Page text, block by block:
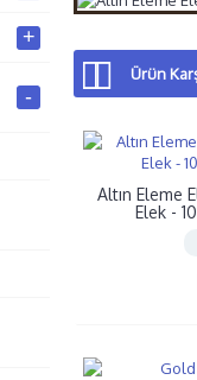
+
-
Ürün
Altın Eleme
Elek -